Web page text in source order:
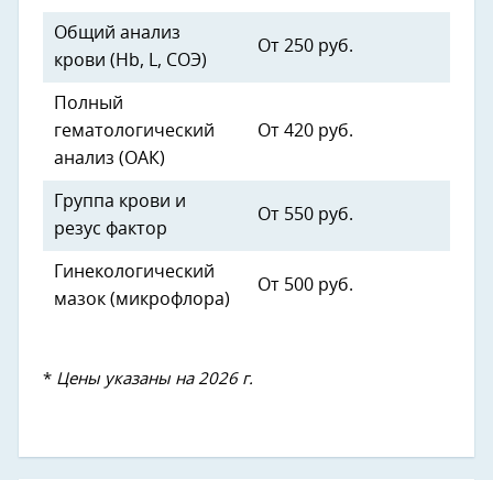
Общий анализ
крови (Hb, L, CОЭ)
От 250 руб.
Полный
гематологический
анализ (ОАК)
От 420 руб.
Группа крови и
резус фактор
От 550 руб.
Гинекологический
мазок (микрофлора)
От 500 руб.
* Цены указаны на 2026 г.